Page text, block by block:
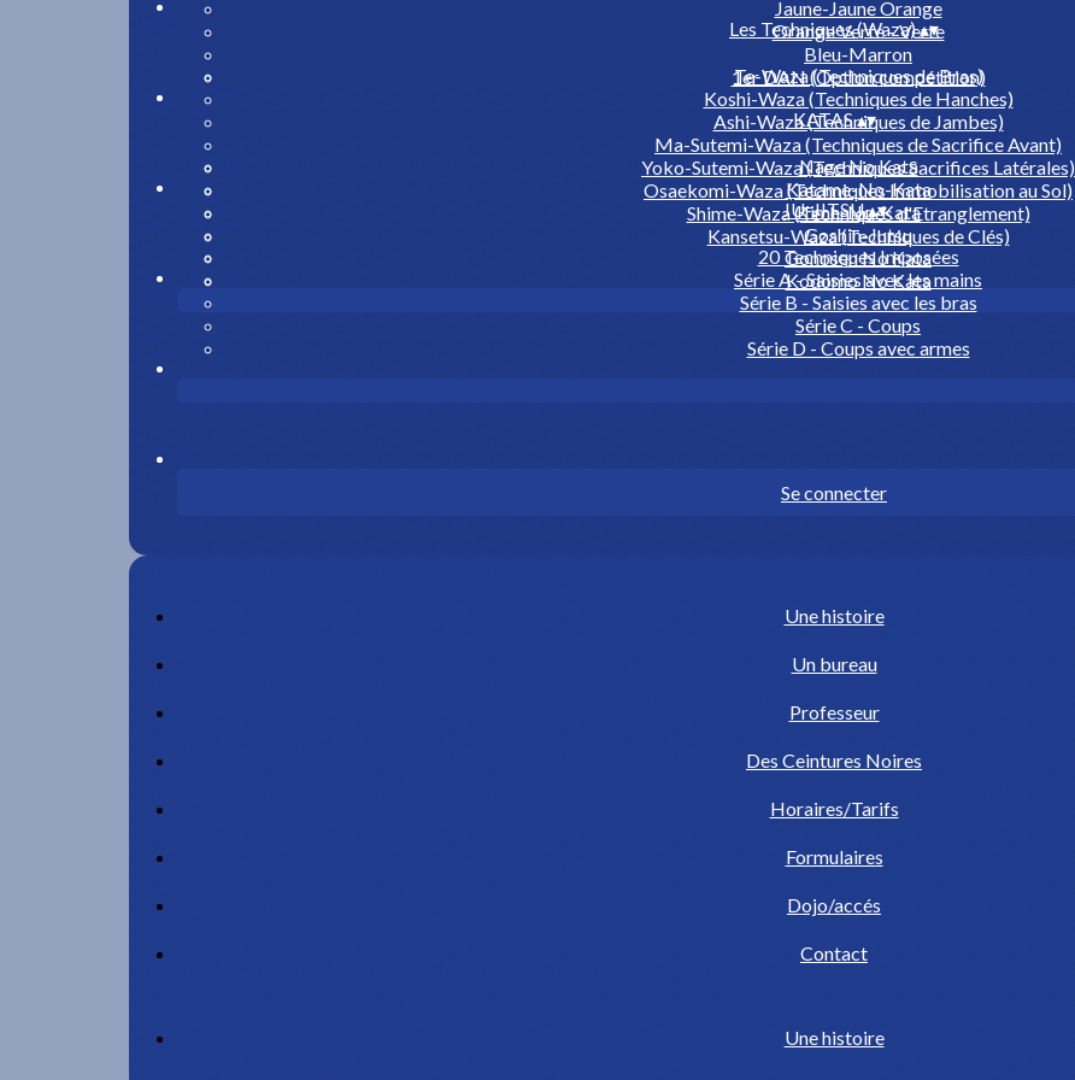
Jaune-Jaune Orange
Orange Verte - Verte
Bleu-Marron
1er DAN (Option compétition)
Les Techniques (Waza)▴▾
Te-Waza (Techniques de Bras)
Koshi-Waza (Techniques de Hanches)
Ashi-Waza (Techniques de Jambes)
Ma-Sutemi-Waza (Techniques de Sacrifice Avant)
Yoko-Sutemi-Waza (Techniques Sacrifices Latérales)
Osaekomi-Waza (Techniques Immobilisation au Sol)
Shime-Waza (Techniques d'Etranglement)
Kansetsu-Waza (Techniques de Clés)
KATAS▴▾
Nage No Kata
Katame-No-Kata
Kime-No-Kata
Goshin-Jutsu
Gonosen No Kata
Kodomo No Kata
JU-JITSU▴▾
20 Techniques Imposées
Série A - Saisies avec les mains
Série B - Saisies avec les bras
Série C - Coups
Série D - Coups avec armes
Se connecter
Une histoire
Un bureau
Professeur
Des Ceintures Noires
Horaires/Tarifs
Formulaires
Dojo/accés
Contact
Une histoire